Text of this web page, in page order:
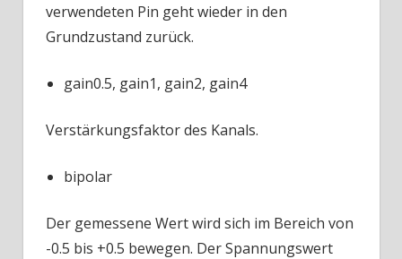
verwendeten Pin geht wieder in den
Grundzustand zurück.
gain0.5, gain1, gain2, gain4
Verstärkungsfaktor des Kanals.
bipolar
Der gemessene Wert wird sich im Bereich von
-0.5 bis +0.5 bewegen. Der Spannungswert